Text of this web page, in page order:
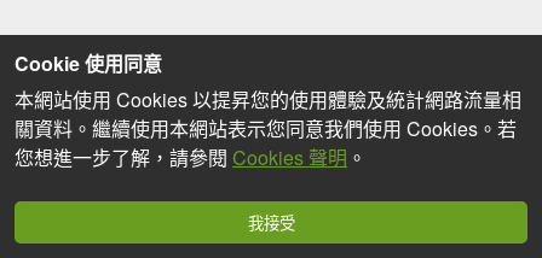
Cookie 使用同意
本網站使用 Cookies 以提昇您的使用體驗及統計網路流量相
關資料。繼續使用本網站表示您同意我們使用 Cookies。若
您想進一步了解，請參閱 Cookies 聲明 。
我接受